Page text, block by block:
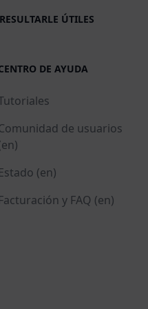
ÚTILES
DE AYUDA
de usuarios
Estado (en)
Facturación y FAQ (en)